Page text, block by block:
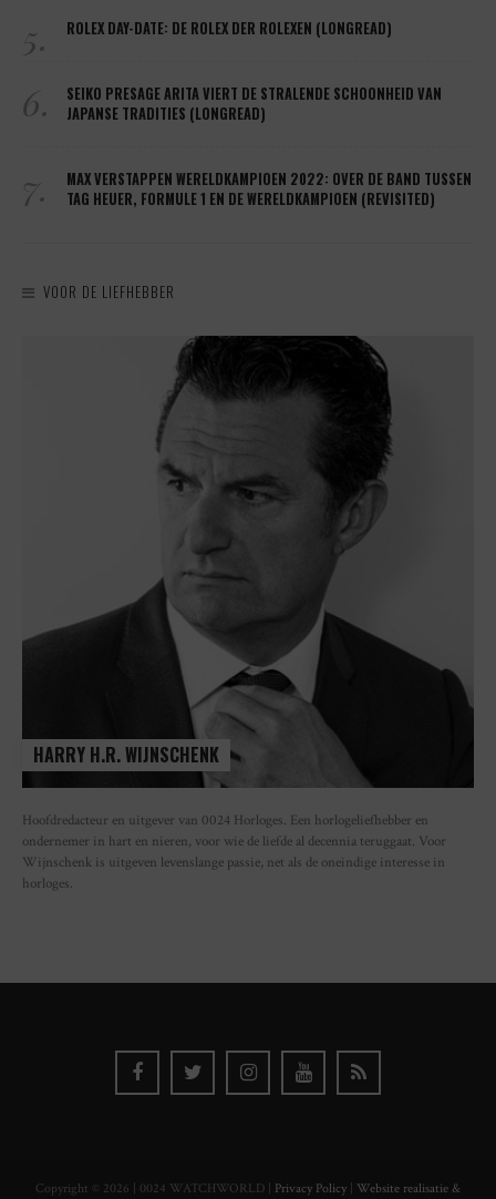
5. ROLEX DAY-DATE: DE ROLEX DER ROLEXEN (LONGREAD)
6.
SEIKO PRESAGE ARITA VIERT DE STRALENDE SCHOONHEID VAN
JAPANSE TRADITIES (LONGREAD)
7.
MAX VERSTAPPEN WERELDKAMPIOEN 2022: OVER DE BAND TUSSEN
TAG HEUER, FORMULE 1 EN DE WERELDKAMPIOEN (REVISITED)
VOOR DE LIEFHEBBER
HARRY H.R. WIJNSCHENK
Hoofdredacteur en uitgever van 0024 Horloges. Een horlogeliefhebber en
ondernemer in hart en nieren, voor wie de liefde al decennia teruggaat. Voor
Wijnschenk is uitgeven levenslange passie, net als de oneindige interesse in
horloges.
Copyright © 2026 | 0024 WATCHWORLD | Privacy Policy Website realisatie &